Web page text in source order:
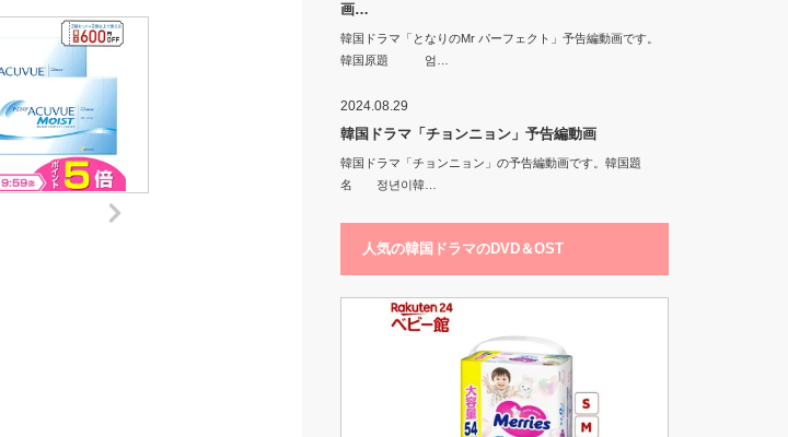
画…
韓国ドラマ「となりのMr パーフェクト」予告編動画です。
韓国原題 엄…
2024.08.29
韓国ドラマ「チョンニョン」予告編動画
韓国ドラマ「チョンニョン」の予告編動画です。韓国題
名 정년이韓…
人気の韓国ドラマのDVD＆OST